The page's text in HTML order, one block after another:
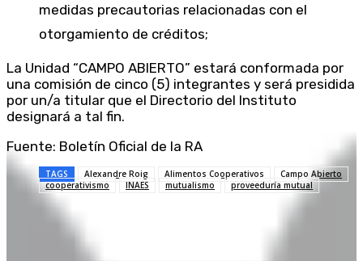
medidas precautorias relacionadas con el
otorgamiento de créditos;
La Unidad “CAMPO ABIERTO” estará conformada por
una comisión de cinco (5) integrantes y será presidida
por un/a titular que el Directorio del Instituto
designará a tal fin.
Fuente: Boletín Oficial de la RA
TAGS Alexandre Roig Alimentos Cooperativos
Campo Abierto
cooperativismo
INAES mutualismo proveeduría mutual